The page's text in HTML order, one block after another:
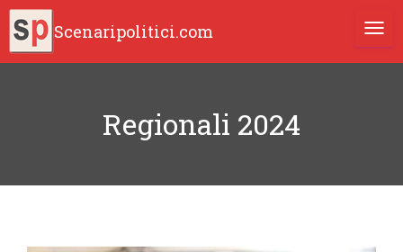
Scenaripolitici.com
Regionali 2024